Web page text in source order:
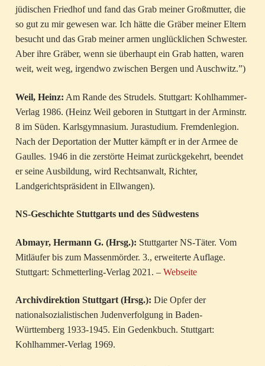
jüdischen Friedhof und fand das Grab meiner Großmutter, die
so gut zu mir gewesen war. Ich hätte die Gräber meiner Eltern
besucht und das Grab meiner armen unglücklichen Schwester.
Aber ihre Gräber, wenn sie überhaupt ein Grab hatten, waren
weit, weit weg, irgendwo zwischen Bergen und Auschwitz.”)
Weil, Heinz: Am Rande des Strudels. Stuttgart: Kohlhammer-
Verlag 1986. (Heinz Weil geboren in Stuttgart in der Arminstr.
8 im Süden. Karlsgymnasium. Jurastudium. Fremdenlegion.
Nach der Deportation der Mutter kämpft er in der Armee de
Gaulles. 1946 in die zerstörte Heimat zurückgekehrt, beendet
er seine Ausbildung, wird Rechtsanwalt, Richter,
Landgerichtspräsident in Ellwangen).
NS-Geschichte Stuttgarts und des Südwestens
Abmayr, Hermann G. (Hrsg.): Stuttgarter NS-Täter. Vom
Mitläufer bis zum Massenmörder. 3., erweiterte Auflage.
Stuttgart: Schmetterling-Verlag 2021. – Webseite
Archivdirektion Stuttgart (Hrsg.): Die Opfer der
nationalsozialistischen Judenverfolgung in Baden-
Württemberg 1933-1945. Ein Gedenkbuch. Stuttgart:
Kohlhammer-Verlag 1969.